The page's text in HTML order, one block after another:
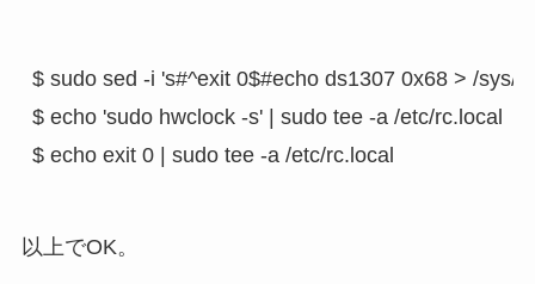
$ sudo sed -i 's#^exit 0$#echo ds1307 0x68 > /sys/
$ echo 'sudo hwclock -s' | sudo tee -a /etc/rc.local
以上でOK。